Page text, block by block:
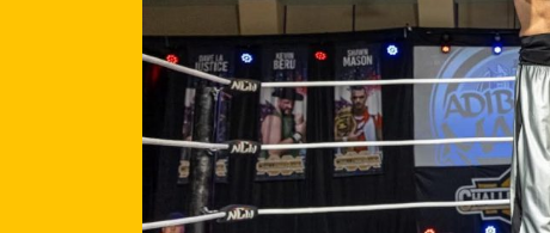
Dans AEW
Hommage à la Famille